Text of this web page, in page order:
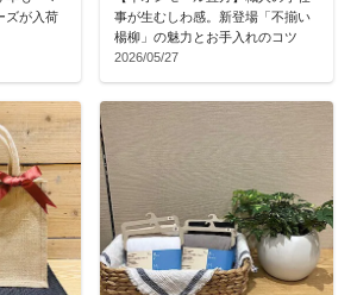
ズが入荷
事が生むしわ感。新登場「不揃い
楊柳」の魅力とお手入れのコツ
2026/05/27